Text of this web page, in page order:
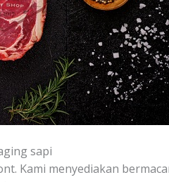
sapi
Kami menyediakan